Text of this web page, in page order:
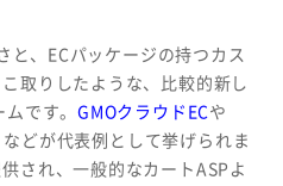
と、ECパッケージの持つカス
取りしたような、比較的新し
ムです。GMOクラウドECや
どが代表例として挙げられま
され、一般的なカートASPよ